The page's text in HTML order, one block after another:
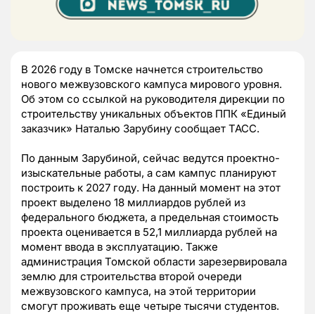
В 2026 году в Томске начнется строительство
нового межвузовского кампуса мирового уровня.
Об этом со ссылкой на руководителя дирекции по
строительству уникальных объектов ППК «Единый
заказчик» Наталью Зарубину сообщает ТАСС.
По данным Зарубиной, сейчас ведутся проектно-
изыскательные работы, а сам кампус планируют
построить к 2027 году. На данный момент на этот
проект выделено 18 миллиардов рублей из
федерального бюджета, а предельная стоимость
проекта оценивается в 52,1 миллиарда рублей на
момент ввода в эксплуатацию. Также
администрация Томской области зарезервировала
землю для строительства второй очереди
межвузовского кампуса, на этой территории
смогут проживать еще четыре тысячи студентов.